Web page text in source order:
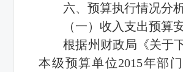
六、预算执行情况分
（一）收入支出预算
根据州财政局《关于
本级预算单位2015年部